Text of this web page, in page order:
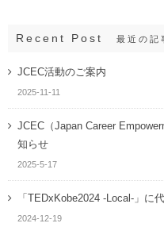
Recent Post 最近の記
JCEC活動のご案内
2025-11-11
JCEC（Japan Career
知らせ
2025-5-17
「TEDxKobe2024 -Local-」に
2024-12-19